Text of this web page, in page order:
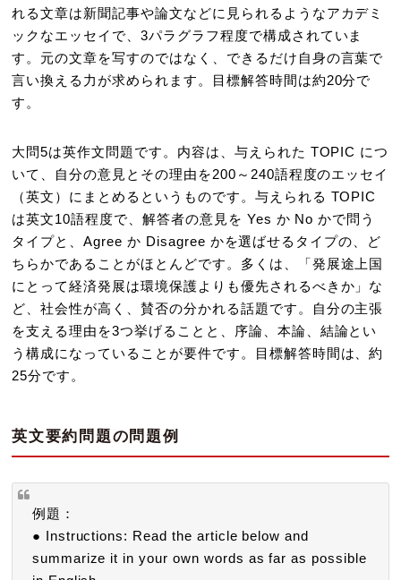
れる文章は新聞記事や論文などに見られるようなアカデミ
ックなエッセイで、3パラグラフ程度で構成されていま
す。元の文章を写すのではなく、できるだけ自身の言葉で
言い換える力が求められます。目標解答時間は約20分で
す。
大問5は英作文問題です。内容は、与えられた TOPIC につ
いて、自分の意見とその理由を200～240語程度のエッセイ
（英文）にまとめるというものです。与えられる TOPIC
は英文10語程度で、解答者の意見を Yes か No かで問う
タイプと、Agree か Disagree かを選ばせるタイプの、ど
ちらかであることがほとんどです。多くは、「発展途上国
にとって経済発展は環境保護よりも優先されるべきか」な
ど、社会性が高く、賛否の分かれる話題です。自分の主張
を支える理由を3つ挙げることと、序論、本論、結論とい
う構成になっていることが要件です。目標解答時間は、約
25分です。
英文要約問題の問題例
例題：
● Instructions: Read the article below and
summarize it in your own words as far as possible